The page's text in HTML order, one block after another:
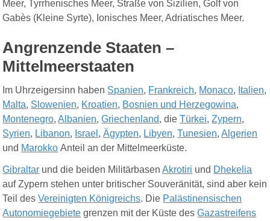
Meer, Tyrrhenisches Meer, Straße von Sizilien, Golf von
Gabès (Kleine Syrte), Ionisches Meer, Adriatisches Meer.
Angrenzende Staaten –
Mittelmeerstaaten
Im Uhrzeigersinn haben Spanien, Frankreich, Monaco, Italien,
Malta, Slowenien, Kroatien, Bosnien und Herzegowina,
Montenegro,Albanien,Griechenland, dieTürkei,Zypern,
Syrien, Libanon, Israel ,Ägypten, Libyen,Tunesien,Algerien
und Marokko Anteil an der Mittelmeerküste.
Gibraltar und die beiden MilitärbasenAkrotiri und Dhekelia
auf Zypern stehen unter britischer Souveränität, sind aber kein
Teil desVereinigten Königreichs. Die Palästinensischen
Autonomiegebiete grenzen mit der Küste desGazastreifens